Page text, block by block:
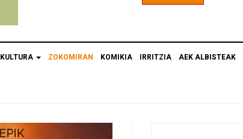
KULTURA ZOKOMIRAN KOMIKIA IRRITZIA AEK ALBISTEAK